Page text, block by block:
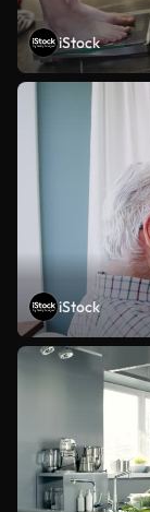
iStock
iStock